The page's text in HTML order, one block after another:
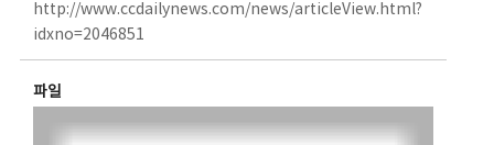
http://www.ccdailynews.com/news/articleView.html?
idxno=2046851
파일